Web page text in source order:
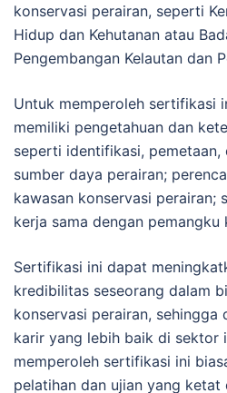
konservasi perairan, seperti
Hidup dan Kehutanan atau
Pengembangan Kelautan dan
Untuk memperoleh sertifikasi
memiliki pengetahuan dan
seperti identifikasi, pemetaan,
sumber daya perairan;
kawasan konservasi perairan;
kerja sama dengan
Sertifikasi ini dapat
kredibilitas seseorang dalam
konservasi perairan, sehingga
karir yang lebih baik di sektor
memperoleh sertifikasi ini
pelatihan dan ujian yang ketat